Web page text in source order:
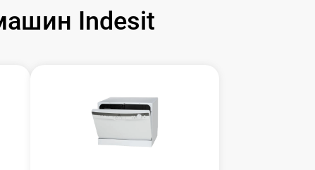
Indesit